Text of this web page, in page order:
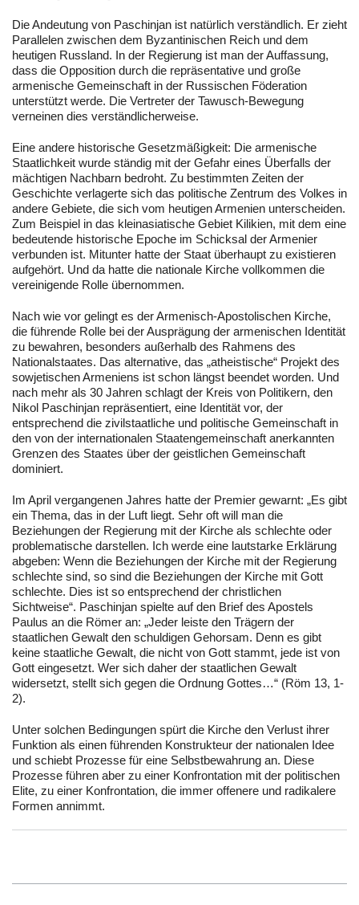
Die Andeutung von Paschinjan ist natürlich verständlich. Er zieht
Parallelen zwischen dem Byzantinischen Reich und dem
heutigen Russland. In der Regierung ist man der Auffassung,
dass die Opposition durch die repräsentative und große
armenische Gemeinschaft in der Russischen Föderation
unterstützt werde. Die Vertreter der Tawusch-Bewegung
verneinen dies verständlicherweise.
Eine andere historische Gesetzmäßigkeit: Die armenische
Staatlichkeit wurde ständig mit der Gefahr eines Überfalls der
mächtigen Nachbarn bedroht. Zu bestimmten Zeiten der
Geschichte verlagerte sich das politische Zentrum des Volkes in
andere Gebiete, die sich vom heutigen Armenien unterscheiden.
Zum Beispiel in das kleinasiatische Gebiet Kilikien, mit dem eine
bedeutende historische Epoche im Schicksal der Armenier
verbunden ist. Mitunter hatte der Staat überhaupt zu existieren
aufgehört. Und da hatte die nationale Kirche vollkommen die
vereinigende Rolle übernommen.
Nach wie vor gelingt es der Armenisch-Apostolischen Kirche,
die führende Rolle bei der Ausprägung der armenischen Identität
zu bewahren, besonders außerhalb des Rahmens des
Nationalstaates. Das alternative, das „atheistische“ Projekt des
sowjetischen Armeniens ist schon längst beendet worden. Und
nach mehr als 30 Jahren schlagt der Kreis von Politikern, den
Nikol Paschinjan repräsentiert, eine Identität vor, der
entsprechend die zivilstaatliche und politische Gemeinschaft in
den von der internationalen Staatengemeinschaft anerkannten
Grenzen des Staates über der geistlichen Gemeinschaft
dominiert.
Im April vergangenen Jahres hatte der Premier gewarnt: „Es gibt
ein Thema, das in der Luft liegt. Sehr oft will man die
Beziehungen der Regierung mit der Kirche als schlechte oder
problematische darstellen. Ich werde eine lautstarke Erklärung
abgeben: Wenn die Beziehungen der Kirche mit der Regierung
schlechte sind, so sind die Beziehungen der Kirche mit Gott
schlechte. Dies ist so entsprechend der christlichen
Sichtweise“. Paschinjan spielte auf den Brief des Apostels
Paulus an die Römer an: „Jeder leiste den Trägern der
staatlichen Gewalt den schuldigen Gehorsam. Denn es gibt
keine staatliche Gewalt, die nicht von Gott stammt, jede ist von
Gott eingesetzt. Wer sich daher der staatlichen Gewalt
widersetzt, stellt sich gegen die Ordnung Gottes…“ (Röm 13, 1-
2).
Unter solchen Bedingungen spürt die Kirche den Verlust ihrer
Funktion als einen führenden Konstrukteur der nationalen Idee
und schiebt Prozesse für eine Selbstbewahrung an. Diese
Prozesse führen aber zu einer Konfrontation mit der politischen
Elite, zu einer Konfrontation, die immer offenere und radikalere
Formen annimmt.